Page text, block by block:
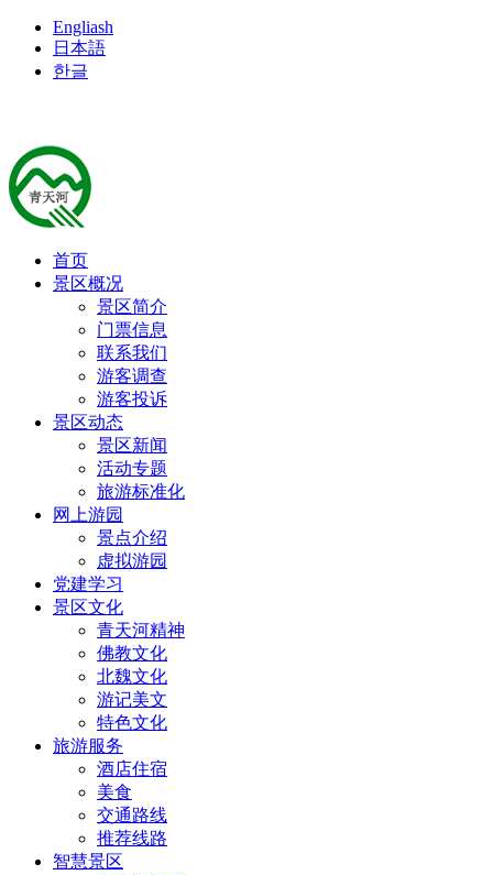
Engliash
日本語
한글
首页
景区概况
景区简介
门票信息
联系我们
游客调查
游客投诉
景区动态
景区新闻
活动专题
旅游标准化
网上游园
景点介绍
虚拟游园
党建学习
景区文化
青天河精神
佛教文化
北魏文化
游记美文
特色文化
旅游服务
酒店住宿
美食
交通路线
推荐线路
智慧景区